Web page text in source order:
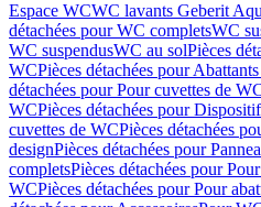
Espace WCWC lavants Geberit
détachées pour WC completsWC
WC suspendusWC au solPièces
WCPièces détachées pour
détachées pour Pour cuvettes de
WCPièces détachées pour
cuvettes de WCPièces détachées
designPièces détachées pour
completsPièces détachées pour
WCPièces détachées pour Pour